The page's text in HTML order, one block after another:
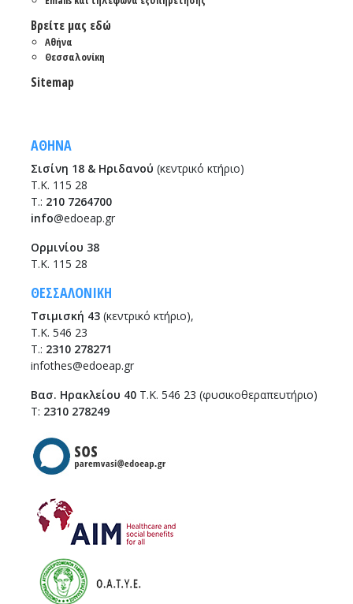
Βρείτε μας εδώ
Αθήνα
Θεσσαλονίκη
Sitemap
ΑΘΗΝΑ
Σισίνη 18 & Ηριδανού (κεντρικό κτήριο)
Τ.Κ. 115 28
T.: 210 7264700
info@edoeap.gr
Ορμινίου 38
Τ.Κ. 115 28
ΘΕΣΣΑΛΟΝΙΚΗ
Τσιμισκή 43 (κεντρικό κτήριο),
Τ.Κ. 546 23
T.: 2310 278271
infothes@edoeap.gr
Βασ. Ηρακλείου 40 Τ.Κ. 546 23 (φυσικοθεραπευτήριο)
Τ: 2310 278249